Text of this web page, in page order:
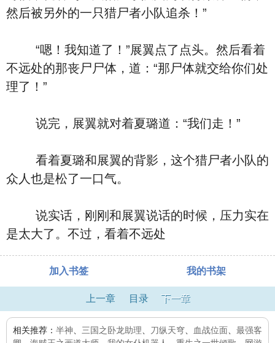
然后被另外的一只猎尸者小队追杀！”
“嗯！我知道了！”展翼点了点头。然后看着
不远处的那丧尸尸体，道：“那尸体就交给你们处
理了！”
说完，展翼就对着夏璐道：“我们走！”
看着夏璐和展翼的背影，这个猎尸者小队的
众人也是松了一口气。
说实话，刚刚和展翼说话的时候，压力实在
是太大了。不过，看着不远处
加入书签 我的书架
上一章 目录 下一章
相关推荐： 半神 三国之卧龙助理 刀纵天穹 血战位面
最强客